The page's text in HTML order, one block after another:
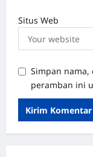
Situs Web
Simpan nama,
peramban ini